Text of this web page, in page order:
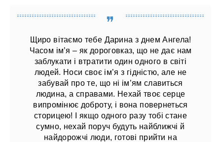
Щиро вітаємо тебе Дарина з днем Ангела!
Часом ім’я – як дороговказ, що не дає нам
заблукати і втратити один одного в світі
людей. Носи своє ім’я з гідністю, але не
забувай про те, що ні ім’ям славиться
людина, а справами. Нехай твоє серце
випромінює доброту, і вона повернеться
сторицею! І якщо одного разу тобі стане
сумно, нехай поруч будуть найближчі й
найдорожчі люди, готові прийти на